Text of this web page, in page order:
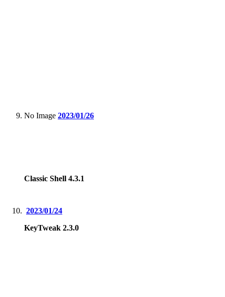
No Image 2023/01/26
Classic Shell 4.3.1
2023/01/24
KeyTweak 2.3.0